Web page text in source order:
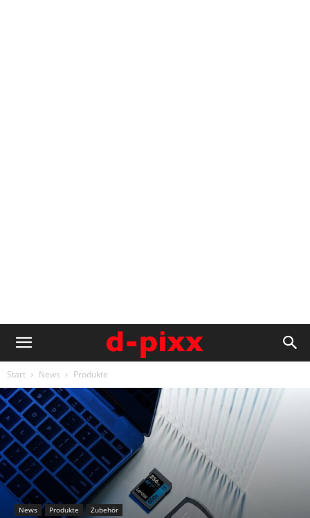
Start News Produkte
News Produkte Zubehör